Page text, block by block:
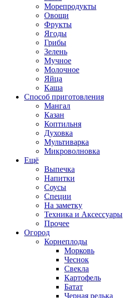
Морепродукты
Овощи
Фрукты
Ягоды
Грибы
Зелень
Мучное
Молочное
Яйца
Каша
Способ приготовления
Мангал
Казан
Коптильня
Духовка
Мультиварка
Микроволновка
Ещё
Выпечка
Напитки
Соусы
Специи
На заметку
Техника и Аксессуары
Прочее
Огород
Корнеплоды
Морковь
Чеснок
Свекла
Картофель
Батат
Черная редька